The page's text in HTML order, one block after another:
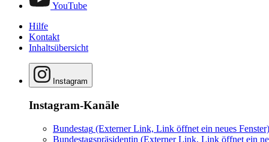
YouTube
Hilfe
Kontakt
Inhaltsübersicht
Instagram
Instagram-Kanäle
Bundestag (Externer Link, Link öffnet ein neues Fenster)
Bundestagspräsidentin (Externer Link, Link öffnet ein